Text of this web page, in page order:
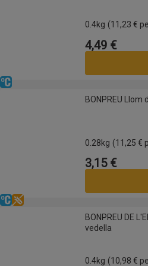
0.4kg (11,23 €
Preu
4,49 €
BONPREU Llom de porc extra fi
Refrigerat
BONPREU Llom
0.28kg (11,25 €
Preu
3,15 €
BONPREU DE L'ERA Preparat de carn
Refrigerat
Sense gluten
BONPREU DE
vedella
0.4kg (10,98 €